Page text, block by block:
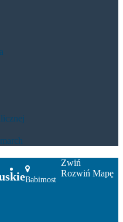
Zwiń
Rozwiń Mapę
Babimost